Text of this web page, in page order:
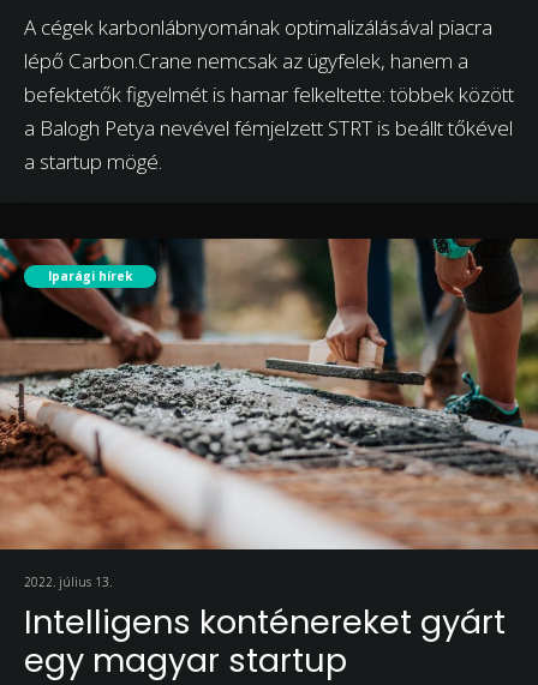
A cégek karbonlábnyomának optimalizálásával piacra
lépő Carbon.Crane nemcsak az ügyfelek, hanem a
befektetők figyelmét is hamar felkeltette: többek között
a Balogh Petya nevével fémjelzett STRT is beállt tőkével
a startup mögé.
Iparági hírek
2022. július 13.
Intelligens konténereket gyárt
egy magyar startup